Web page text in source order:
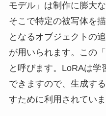
モデル」は制作に膨大
そこで特定の被写体を
となるオブジェクトの
が用いられます。この
と呼びます。LoRAは
できますので、生成す
すために利用されていま